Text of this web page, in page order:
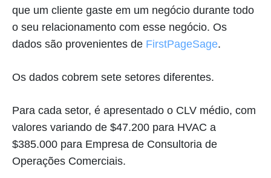
que um cliente gaste em um negócio durante todo
o seu relacionamento com esse negócio. Os
dados são provenientes de FirstPageSage.
Os dados cobrem sete setores diferentes.
Para cada setor, é apresentado o CLV médio, com
valores variando de $47.200 para HVAC a
$385.000 para Empresa de Consultoria de
Operações Comerciais.